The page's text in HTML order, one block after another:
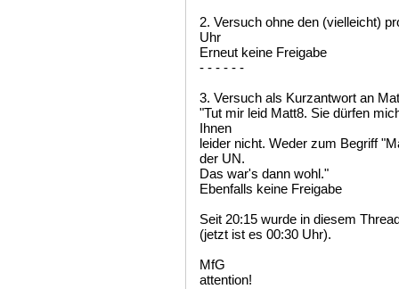
2. Versuch ohne den (vielleicht)
Uhr
Erneut keine Freigabe
- - - - - -
3. Versuch als Kurzantwort an
"Tut mir leid Matt8. Sie dürfen
Ihnen
leider nicht. Weder zum Begriff
der UN.
Das war's dann wohl."
Ebenfalls keine Freigabe
Seit 20:15 wurde in diesem
(jetzt ist es 00:30 Uhr).
MfG
attention!